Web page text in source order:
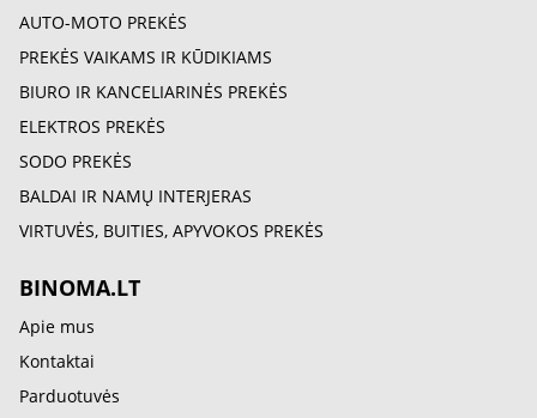
AUTO-MOTO PREKĖS
PREKĖS VAIKAMS IR KŪDIKIAMS
BIURO IR KANCELIARINĖS PREKĖS
ELEKTROS PREKĖS
SODO PREKĖS
BALDAI IR NAMŲ INTERJERAS
VIRTUVĖS, BUITIES, APYVOKOS PREKĖS
BINOMA.LT
Apie mus
Kontaktai
Parduotuvės